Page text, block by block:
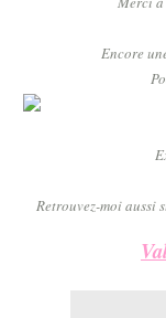
Encore
Retrouvez-moi aussi